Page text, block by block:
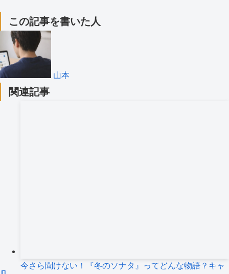
この記事を書いた人
山本
関連記事
今さら聞けない！『冬のソナタ』ってどんな物語？キャ